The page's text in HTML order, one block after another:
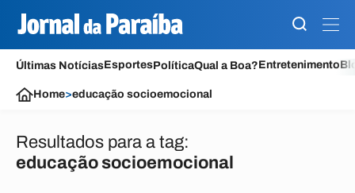
Últimas NotíciasEsportesPolíticaQual a Boa?Entretenimento
Home>educação socioemocional
Resultados para a tag:
educação socioemocional